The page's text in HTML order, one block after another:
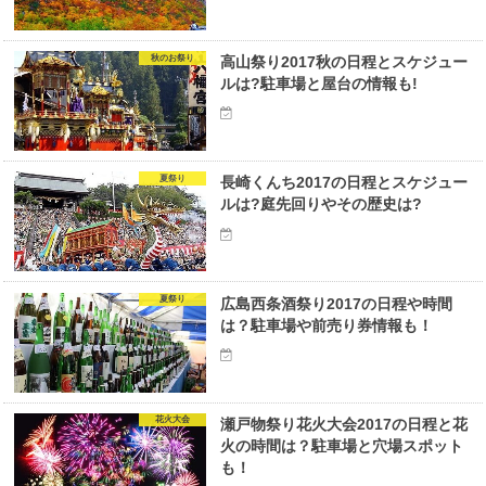
秋のお祭り
高山祭り2017秋の日程とスケジュー
ルは?駐車場と屋台の情報も!
夏祭り
長崎くんち2017の日程とスケジュー
ルは?庭先回りやその歴史は?
夏祭り
広島西条酒祭り2017の日程や時間
は？駐車場や前売り券情報も！
花火大会
瀬戸物祭り花火大会2017の日程と花
火の時間は？駐車場と穴場スポット
も！